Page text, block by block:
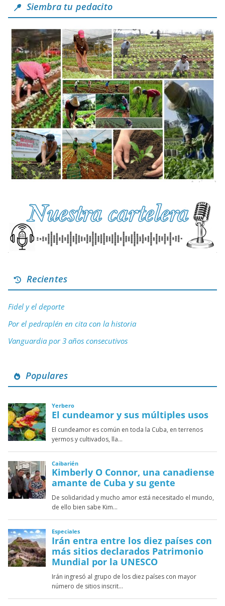
Siembra tu pedacito
Recientes
Fidel y el deporte
Por el pedraplén en cita con la historia
Vanguardia por 3 años consecutivos
Populares